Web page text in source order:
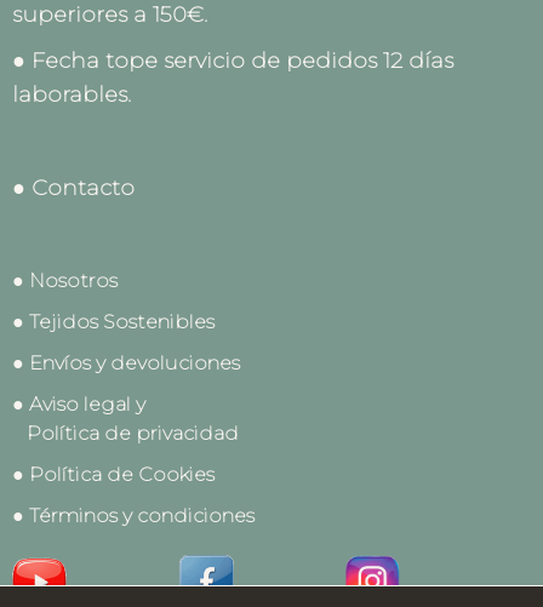
superiores a 150€.
● Fecha tope servicio de pedidos 12 días
laborables.
● Contacto
● Nosotros
● Tejidos Sostenibles
● Envíos y devoluciones
● Aviso legal y
Política de privacidad
● Política de Cookies
● Términos y condiciones